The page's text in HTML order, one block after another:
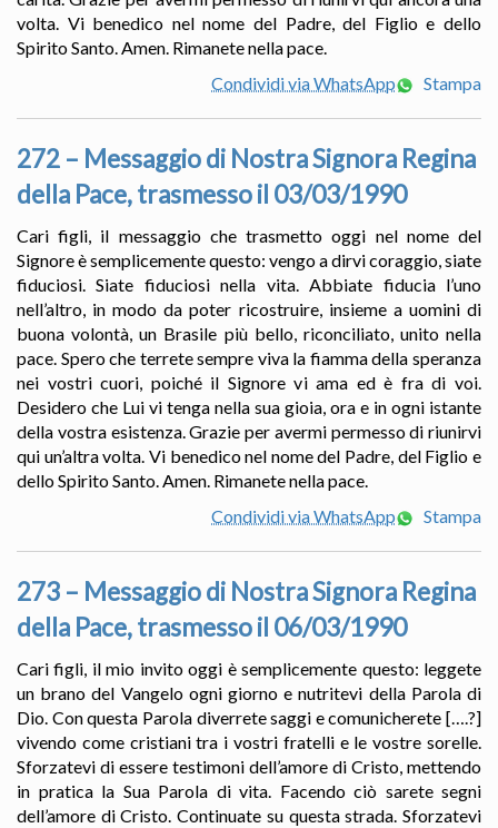
volta. Vi benedico nel nome del Padre, del Figlio e dello
Spirito Santo. Amen. Rimanete nella pace.
Condividi via WhatsApp
Stampa
272 – Messaggio di Nostra Signora Regina
della Pace, trasmesso il 03/03/1990
Cari figli, il messaggio che trasmetto oggi nel nome del
Signore è semplicemente questo: vengo a dirvi coraggio, siate
fiduciosi. Siate fiduciosi nella vita. Abbiate fiducia l’uno
nell’altro, in modo da poter ricostruire, insieme a uomini di
buona volontà, un Brasile più bello, riconciliato, unito nella
pace. Spero che terrete sempre viva la fiamma della speranza
nei vostri cuori, poiché il Signore vi ama ed è fra di voi.
Desidero che Lui vi tenga nella sua gioia, ora e in ogni istante
della vostra esistenza. Grazie per avermi permesso di riunirvi
qui un’altra volta. Vi benedico nel nome del Padre, del Figlio e
dello Spirito Santo. Amen. Rimanete nella pace.
Condividi via WhatsApp
Stampa
273 – Messaggio di Nostra Signora Regina
della Pace, trasmesso il 06/03/1990
Cari figli, il mio invito oggi è semplicemente questo: leggete
un brano del Vangelo ogni giorno e nutritevi della Parola di
Dio. Con questa Parola diverrete saggi e comunicherete [….?]
vivendo come cristiani tra i vostri fratelli e le vostre sorelle.
Sforzatevi di essere testimoni dell’amore di Cristo, mettendo
in pratica la Sua Parola di vita. Facendo ciò sarete segni
dell’amore di Cristo. Continuate su questa strada. Sforzatevi